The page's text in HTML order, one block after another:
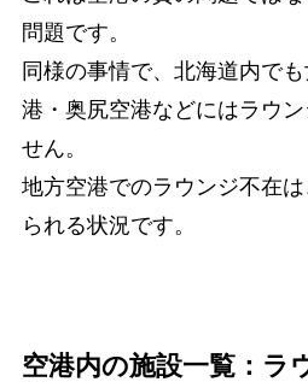
問題です。
同様の事情で、北海道内で
港・奥尻空港などにはラウ
せん。
地方空港でのラウンジ不在
られる状況です。
空港内の施設一覧：ラ